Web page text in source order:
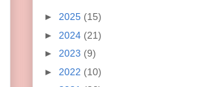
► 2025 (15)
► 2024 (21)
► 2023 (9)
► 2022 (10)